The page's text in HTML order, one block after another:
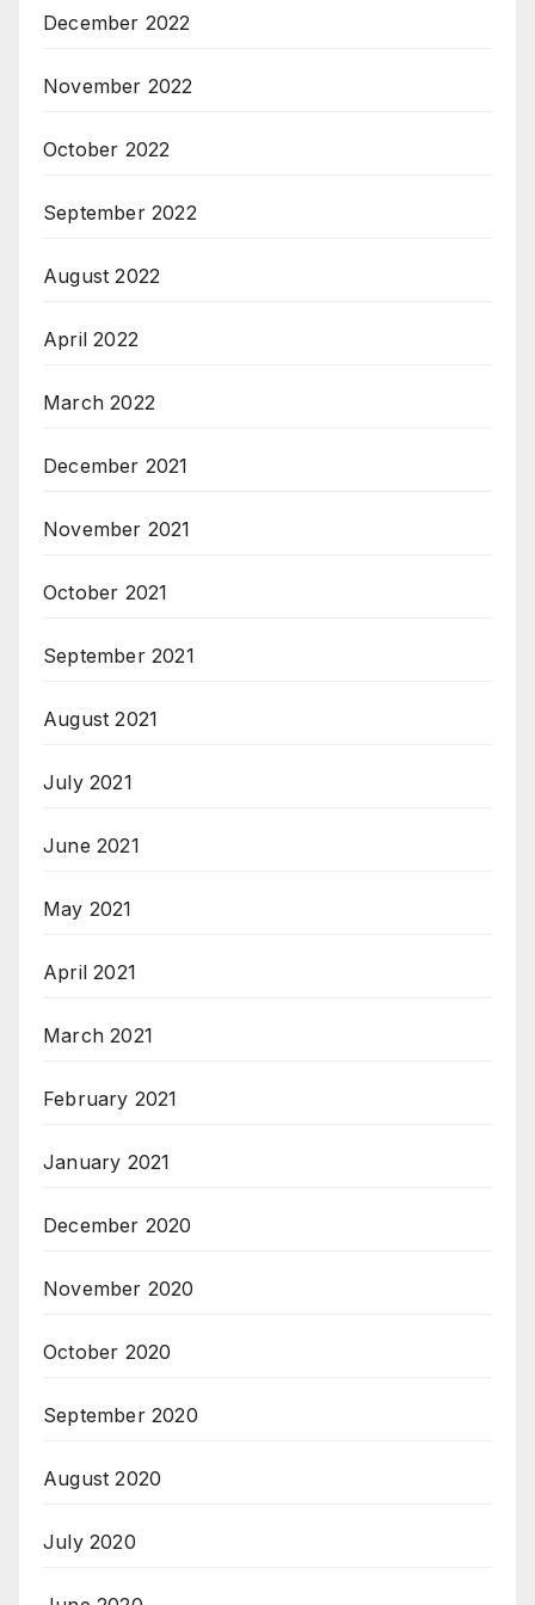
December 2022
November 2022
October 2022
September 2022
August 2022
April 2022
March 2022
December 2021
November 2021
October 2021
September 2021
August 2021
July 2021
June 2021
May 2021
April 2021
March 2021
February 2021
January 2021
December 2020
November 2020
October 2020
September 2020
August 2020
July 2020